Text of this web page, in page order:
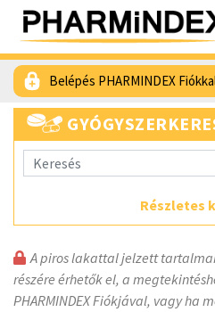
Belépés PHARMINDEX
Részletes
A piros lakattal jelzett
részére érhetők el, a
PHARMINDEX Fiókjával, vagy ha